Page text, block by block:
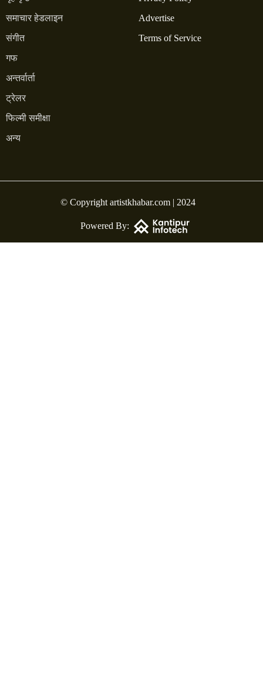
समाचार हेडलाइन
संगीत
गफ
अन्तर्वार्ता
ट्रेलर
फिल्मी समीक्षा
अन्य
Advertise
Terms of Service
© Copyright artistkhabar.com | 2024
Powered By: